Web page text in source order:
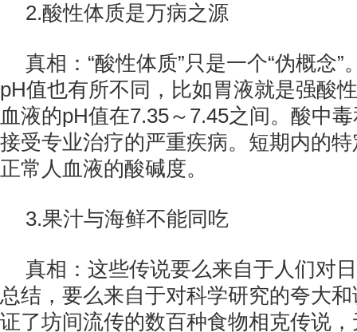
2.酸性体质是万病之源
真相：“酸性体质”只是一个“伪概念
pH值也有所不同，比如胃液就是强酸
血液的pH值在7.35～7.45之间。酸中
接受专业治疗的严重疾病。短期内的
正常人血液的酸碱度。
3.果汁与海鲜不能同吃
真相：这些传说要么来自于人们对
总结，要么来自于对科学研究的夸大
证了坊间流传的数百种食物相克传说